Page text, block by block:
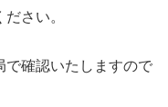
さい。
で確認いたしますので